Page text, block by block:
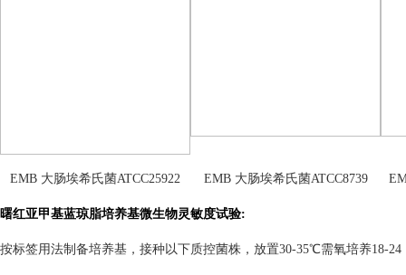
EMB 大肠埃希氏菌ATCC25922 EMB 大肠埃希氏菌ATCC8739
曙红亚甲基蓝琼脂培养基微生物灵敏度试验:
按标签用法制备培养基，接种以下质控菌株，放置30-35℃需氧培养18-24